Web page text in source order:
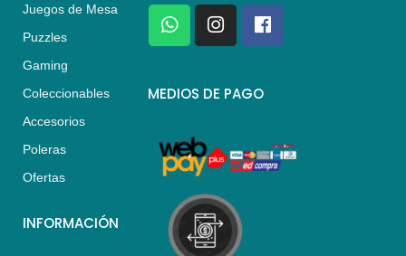
Juegos de Mesa
Puzzles
Gaming
Coleccionables
Accesorios
Poleras
Ofertas
INFORMACIÓN
W
h
a
s
p
I
n
s
a
a
m
F
a
c
b
k
MEDIOS DE PAGO